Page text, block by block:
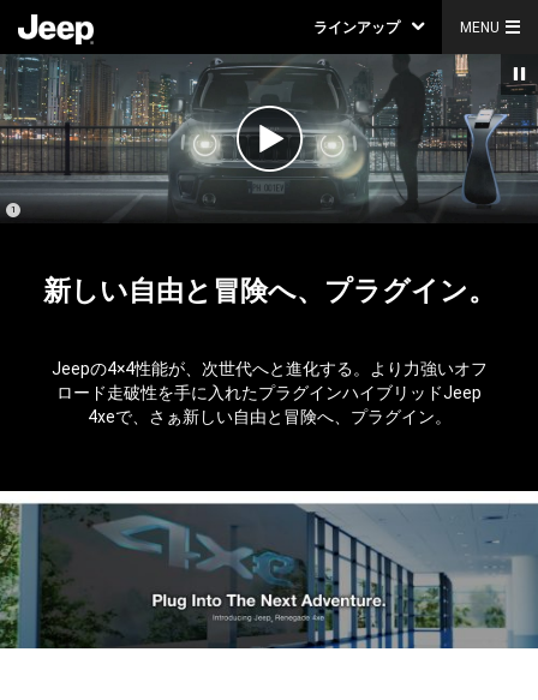
ラインアップ MENU
Play
Video
(
Disclosure
1 )
新しい自由と冒険へ、プラグイン。
Jeepの4×4性能が、次世代へと進化する。より力強いオフ
ロード走破性を手に入れたプラグインハイブリッドJeep
4xeで、さぁ新しい自由と冒険へ、プラグイン。